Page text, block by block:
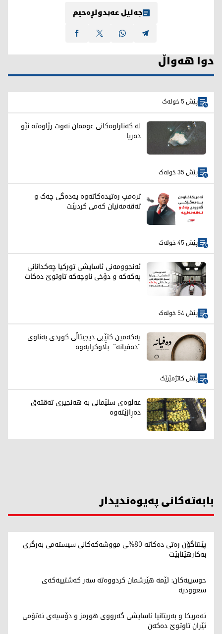
جەلیل عەبدولڕەحیم
دوا هەواڵ
پێش 5 خولەک
لە کەناراوەکانی عوممان نەوت رژاوەته‌ نێو
ده‌ریا
پێش 35 خولەک
ترەمپ رەتیدەکاتەوە یەدەگی چەک و
تەقەمەنیان کەمی کردبێت
پێش 45 خولەک
ئەنجوومەنی ئاسایشی تورکیا چەکدانانی
پەکەکە و دۆخی ناوچەکە تاوتوێ دەکات
پێش 54 خولەک
یەکەمین کتێبی دیجیتاڵی کوردی بەناوی
"دەفیانە" بڵاوکرایەوە
پێش کاتژمێرێک
عەلوەی سلێمانی بە هەنجیری تەقتەق
دەڕازێتەوە
بابەتەکانی پەیوەندیدار
پێنتاگۆن رەتی دەکاتە 80%ـی مووشەکەکانی سیستەمی بەرگری
بەکارهێنابێت
حوسییەکان: ئێمە هێرشمان کردووەتە سەر کەشتییەکەی
سعوودیە
ئەمریکا و بەریتانیا ئاسایشی گەرووی هورمز و دۆسیەی ئەتۆمی
ئێران تاوتوێ دەکەن